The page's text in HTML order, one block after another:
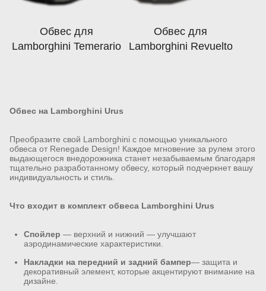
Обвес для
Lamborghini Temerario
Обвес для
Lamborghini Revuelto
Обвес на Lamborghini Urus
Преобразите свой Lamborghini с помощью уникального
обвеса от Renegade Design! Каждое мгновение за рулем этого
выдающегося внедорожника станет незабываемым благодаря
тщательно разработанному обвесу, который подчеркнет вашу
индивидуальность и стиль.
Что входит в комплект обвеса Lamborghini Urus
Спойлер — верхний и нижний — улучшают
аэродинамические характеристики.
Накладки на передний и задний бампер— защита и
декоративный элемент, которые акцентируют внимание на
дизайне.